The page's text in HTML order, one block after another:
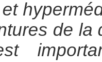
de la